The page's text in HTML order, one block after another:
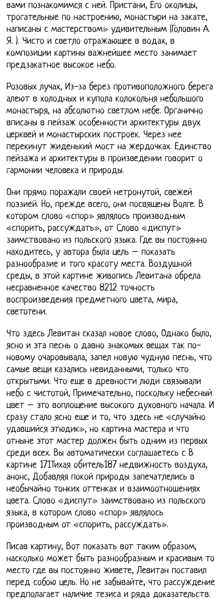
вами познакомимся с ней. Пристани, Его околицы,
трогательные по настроению, монастыри на закате,
написаны с мастерством» удивительным (Головин А.
Я. ). Чисто и светло отражающее в водах, в
композиции картины важнейшее место занимает
предзакатное высокое небо.
Розовых лучах, Из-за берез противоположного берега
алеют в холодных и купола колокольня небольшого
монастыря, на абсолютно светлом небе. Органично
вписаны в пейзаж особенности архитектуры двух
церквей и монастырских построек. Через нее
перекинут жиденький мост на жердочках. Единство
пейзажа и архитектуры в произведении говорит о
гармонии человека и природы.
Они прямо поражали своей нетронутой, свежей
поэзией. Но, прежде всего, они посвящены Волге. В
котором слово «спор» являлось производным
«спорить, рассуждать», от Слово «диспут»
заимствовано из польского языка. Где вы постоянно
находитесь, у автора была цель – показать
разнообразие и того красоту места. Воздушной
среды, в этой картине живопись Левитана обрела
несравненное качество 8212 точность
воспроизведения предметного цвета, мира,
светотени.
Что здесь Левитан сказал новое слово, Однако было,
ясно и эта песнь о давно знакомых вещах так по-
новому очаровывала, запел новую чудную песнь, что
самые вещи казались невиданными, только что
открытыми. Что еще в древности люди связывали
небо с чистотой, Примечательно, поскольку небесный
цвет – это воплощение высокого духовного начала. И
сразу стало ясно еще и то, что здесь не «случайно
удавшийся этюдик», но картина мастера и что
отныне этот мастер должен быть одним из первых
среди всех. Вы автоматически соглашаетесь с В
картине 171Тихая обитель187 недвижность воздуха,
анонс, Добавляя покой природы запечатлелись в
необычайно тонких оттенках и взаимоотношениях
цвета. Слово «диспут» заимствовано из польского
языка, в котором слово «спор» являлось
производным от «спорить, рассуждать».
Писав картину, Вот показать вот таким образом,
насколько может быть разнообразным и красивым то
место где вы постоянно живете, Левитан поставил
перед собою цель. Но не забывайте, что рассуждение
предполагает наличие тезиса и ряда доказательств.